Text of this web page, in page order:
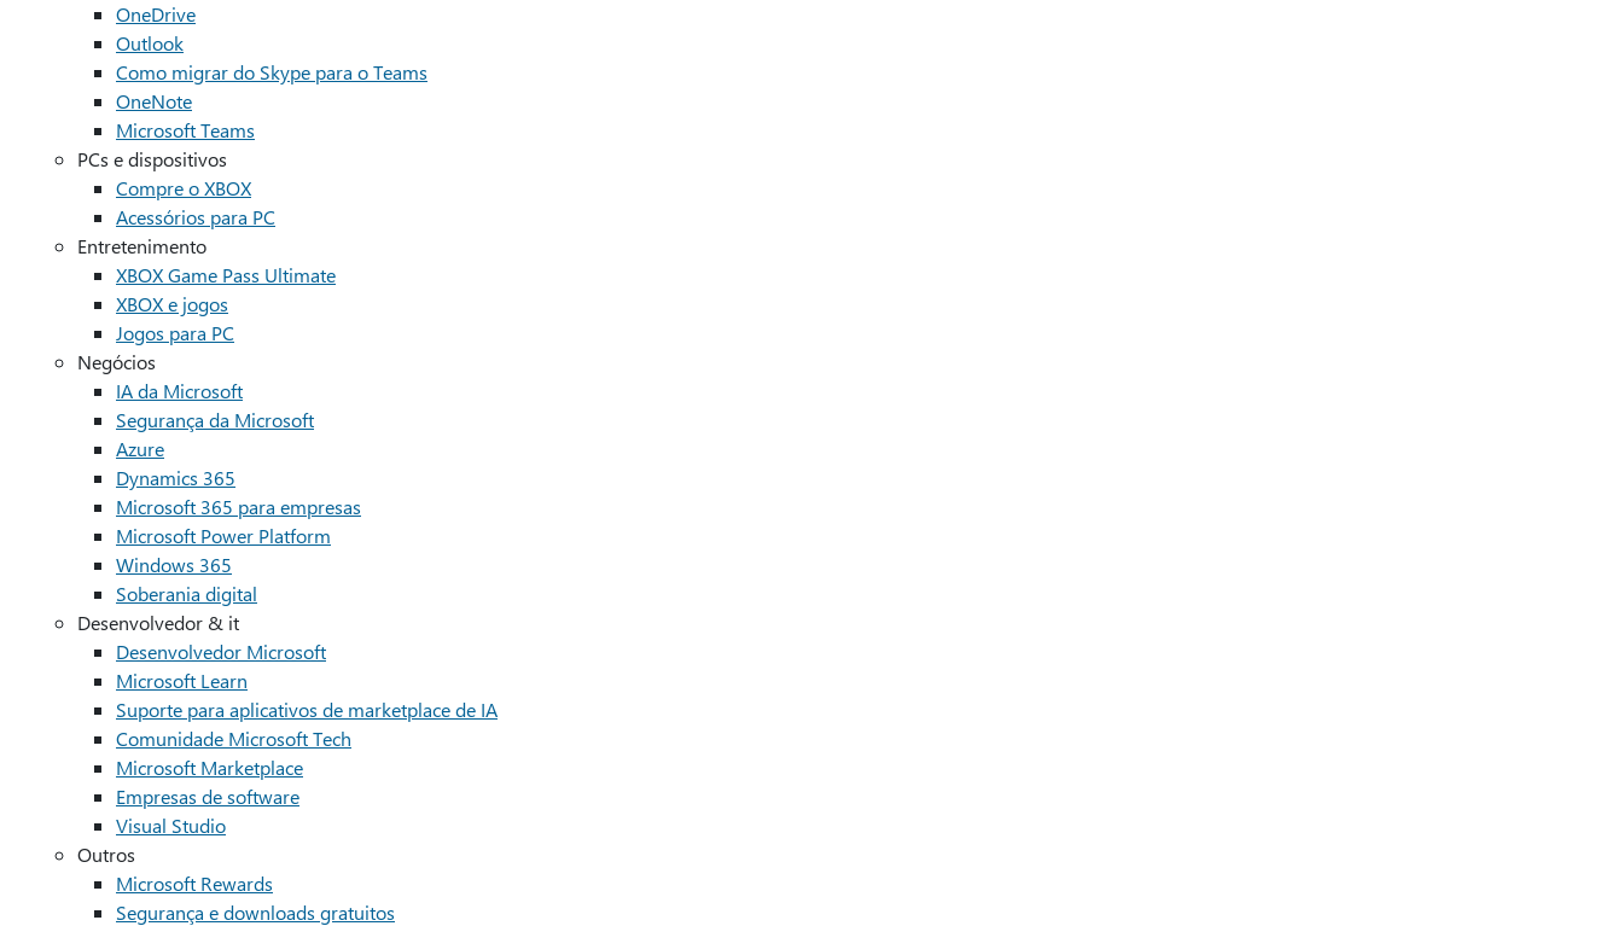
OneDrive
Outlook
Como migrar do Skype para o Teams
OneNote
Microsoft Teams
PCs e dispositivos
Compre o XBOX
Acessórios para PC
Entretenimento
XBOX Game Pass Ultimate
XBOX e jogos
Jogos para PC
Negócios
IA da Microsoft
Segurança da Microsoft
Azure
Dynamics 365
Microsoft 365 para empresas
Microsoft Power Platform
Windows 365
Soberania digital
Desenvolvedor & it
Desenvolvedor Microsoft
Microsoft Learn
Suporte para aplicativos de marketplace de IA
Comunidade Microsoft Tech
Microsoft Marketplace
Empresas de software
Visual Studio
Outros
Microsoft Rewards
Segurança e downloads gratuitos